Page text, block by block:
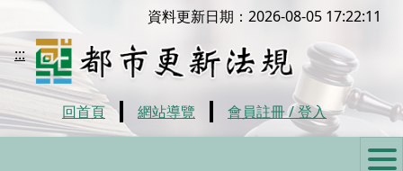
移到主要內容
:::
都市更新法規
資料更新日期：2026-08-05 17:22:11
回首頁 網站導覽 會員註冊 / 登入